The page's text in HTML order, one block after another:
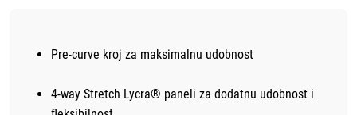
Pre-curve kroj za maksimalnu udobnost
4-way Stretch Lycra® paneli za dodatnu udobnost i